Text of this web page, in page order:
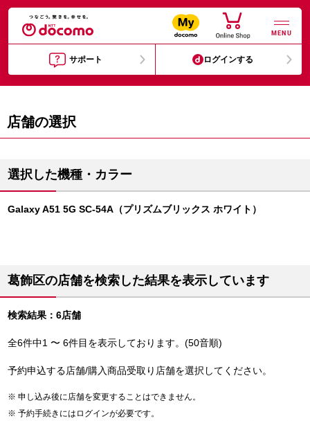
MENU
サポート ログインする
店舗の選択
選択した機種・カラー
Galaxy A51 5G SC-54A（プリズムブリックス ホワイト）
葛飾区の店舗を検索した結果を表示しています
検索結果：6店舗
全6件中1 〜 6件目を表示しております。(50音順)
予約申込する店舗/購入商品受取り店舗を選択してください。
申し込み後に店舗を変更することはできません。
予約手続きにはログインが必要です。